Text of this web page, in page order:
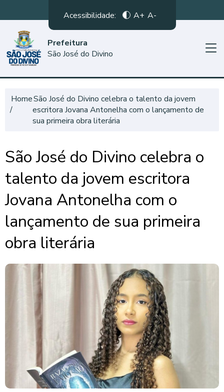
Acessibilidade: A+ A-
Prefeitura
São José do Divino
HomeSão José do Divino celebra o talento da jovem
escritora Jovana Antonelha com o lançamento de
sua primeira obra literária
São José do Divino celebra o
talento da jovem escritora
Jovana Antonelha com o
lançamento de sua primeira
obra literária